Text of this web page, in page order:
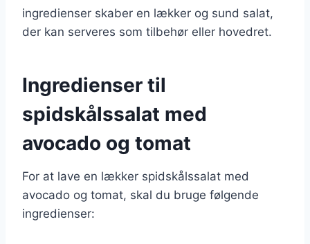
ingredienser skaber en lækker og sund salat,
der kan serveres som tilbehør eller hovedret.
Ingredienser til
spidskålssalat med
avocado og tomat
For at lave en lækker spidskålssalat med
avocado og tomat, skal du bruge følgende
ingredienser: